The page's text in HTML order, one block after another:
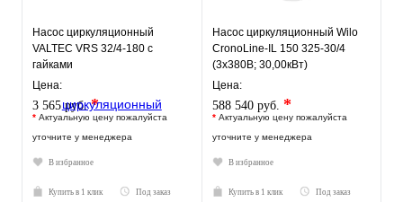
Насос циркуляционный
VALTEC VRS 32/4-180 с
гайками
Цена:
3 565 руб.*
* Актуальную цену пожалуйста
уточните у менеджера
В избранное
Купить в 1 клик Под заказ
Насос циркуляционный Wilo
CronoLine-IL 150 325-30/4
(3х380В; 30,00кВт)
Цена:
588 540 руб. *
* Актуальную цену пожалуйста
уточните у менеджера
В избранное
Купить в 1 клик Под заказ